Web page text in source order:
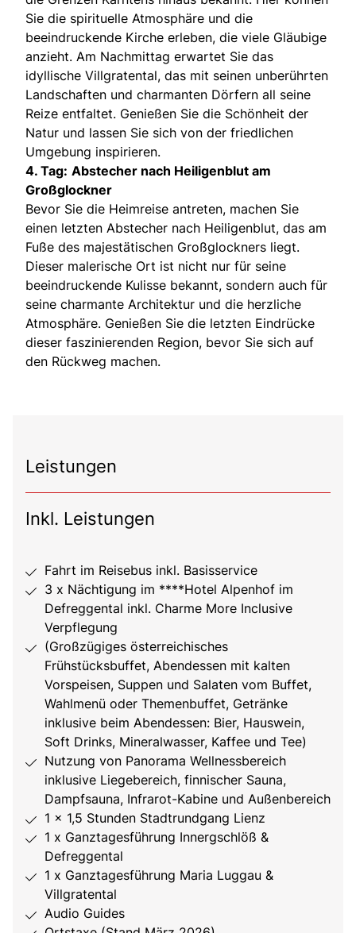
Sie die spirituelle Atmosphäre und die
beeindruckende Kirche erleben, die viele Gläubige
anzieht. Am Nachmittag erwartet Sie das
idyllische Villgratental, das mit seinen unberührten
Landschaften und charmanten Dörfern all seine
Reize entfaltet. Genießen Sie die Schönheit der
Natur und lassen Sie sich von der friedlichen
Umgebung inspirieren.
4. Tag: Abstecher nach Heiligenblut am
Großglockner
Bevor Sie die Heimreise antreten, machen Sie
einen letzten Abstecher nach Heiligenblut, das am
Fuße des majestätischen Großglockners liegt.
Dieser malerische Ort ist nicht nur für seine
beeindruckende Kulisse bekannt, sondern auch für
seine charmante Architektur und die herzliche
Atmosphäre. Genießen Sie die letzten Eindrücke
dieser faszinierenden Region, bevor Sie sich auf
den Rückweg machen.
Leistungen
Inkl. Leistungen
Fahrt im Reisebus inkl. Basisservice
3 x Nächtigung im ****Hotel Alpenhof im
Defreggental inkl. Charme More Inclusive
Verpflegung
(Großzügiges österreichisches
Frühstücksbuffet, Abendessen mit kalten
Vorspeisen, Suppen und Salaten vom Buffet,
Wahlmenü oder Themenbuffet, Getränke
inklusive beim Abendessen: Bier, Hauswein,
Soft Drinks, Mineralwasser, Kaffee und Tee)
Nutzung von Panorama Wellnessbereich
inklusive Liegebereich, finnischer Sauna,
Dampfsauna, Infrarot-Kabine und Außenbereich
1 x 1,5 Stunden Stadtrundgang Lienz
1 x Ganztagesführung Innergschlöß &
Defreggental
1 x Ganztagesführung Maria Luggau &
Villgratental
Audio Guides